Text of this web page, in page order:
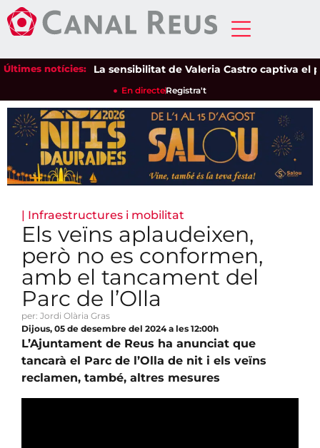
Últimes notícies:La sensibilitat de Valeria Castro captiva el
En directeRegistra't
| Infraestructures i mobilitat
Els veïns aplaudeixen,
però no es conformen,
amb el tancament del
Parc de l’Olla
per: Jordi Olària Gras
Dijous, 05 de desembre del 2024 a les 12:00h
L’Ajuntament de Reus ha anunciat que
tancarà el Parc de l’Olla de nit i els veïns
reclamen, també, altres mesures